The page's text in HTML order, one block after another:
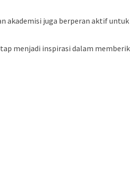
akademisi juga berperan aktif
menjadi inspirasi dalam